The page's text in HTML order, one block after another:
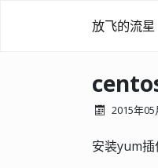
放飞的流星
2015年05
安装yum插